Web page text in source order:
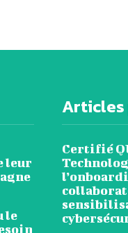
leur
le
Certifié